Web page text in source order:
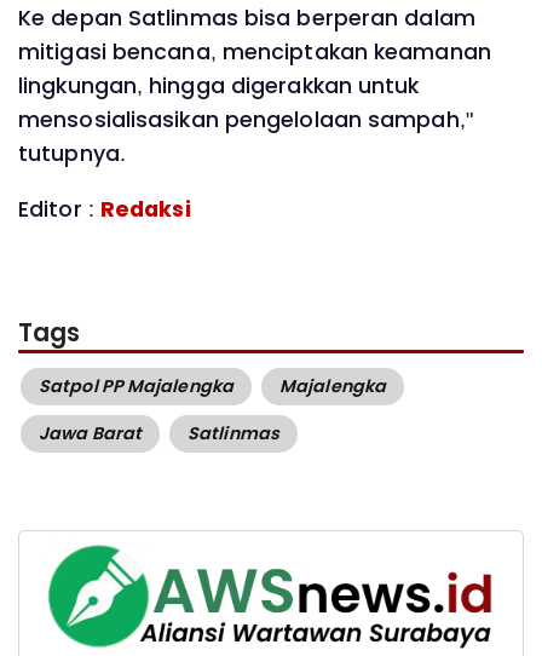
Ke depan Satlinmas bisa berperan dalam
mitigasi bencana, menciptakan keamanan
lingkungan, hingga digerakkan untuk
mensosialisasikan pengelolaan sampah,"
tutupnya.
Editor : Redaksi
Tags
Satpol PP Majalengka
Majalengka
Jawa Barat
Satlinmas